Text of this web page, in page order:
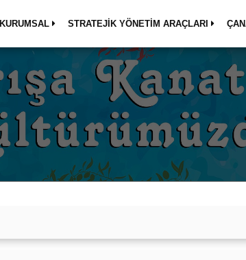
KURUMSAL STRATEJİK YÖNETİM ARAÇLARI